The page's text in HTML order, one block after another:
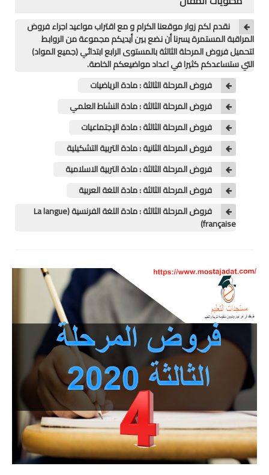
خدمات
خدمات FM6
خدمات CNOPS
خدمات MGEN
المستوى الأول
المستوى الثاني
المستوى الرابع
المستوى الخامس
المستوى السادس
فروض و امتحانات
التقويم التشخيصي
المرحلة الأولى
المرحلة الثانية
الإمتحان الموحد المحلي
نقدم لكم زوار موقعنا الكرام و مع اقتراب مواعيد اجراء فروض
المراقبة المستمرة يسرنا أن نضع بين أيديكم مجموعة من الروابط
لتحميل فروض المرحلة الثالثة بالمستوى الرابع ابتدائي (جميع المواد)
التي ستساعدكم كثيرا في اعداد مواضيعكم الخاصة.
فروض المرحلة الثالثة : مادة الرياضيات
فروض المرحلة الثالثة : مادة النشاط العلمي
فروض المرحلة الثالثة : مادة الإجتماعيات
فروض المرحلة الثانية : مادة التربية التشكيلية
فروض المرحلة الثالثة : مادة التربية الاسلامية
فروض المرحلة الثالثة : مادة اللغة العربية
فروض المرحلة الثالثة : مادة اللغة الفرنسية (La langue
française)